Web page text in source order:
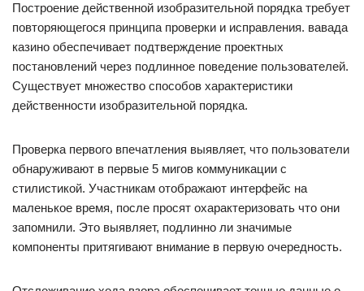
Построение действенной изобразительной порядка требует
повторяющегося принципа проверки и исправления. вавада
казино обеспечивает подтверждение проектных
постановлений через подлинное поведение пользователей.
Существует множество способов характеристики
действенности изобразительной порядка.
Проверка первого впечатления выявляет, что пользователи
обнаруживают в первые 5 мигов коммуникации с
стилистикой. Участникам отображают интерфейс на
маленькое время, после просят охарактеризовать что они
запомнили. Это выявляет, подлинно ли значимые
компоненты притягивают внимание в первую очередность.